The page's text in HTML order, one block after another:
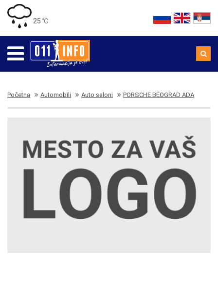
25 ℃
Početna Automobili Auto saloni PORSCHE BEOGRAD ADA